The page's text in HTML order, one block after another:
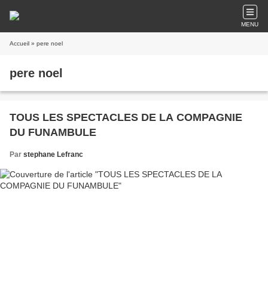
MENU
Accueil » pere noel
pere noel
TOUS LES SPECTACLES DE LA COMPAGNIE
DU FUNAMBULE
Par stephane Lefranc